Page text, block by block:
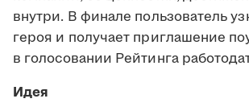
внутри. В финале пользователь
героя и получает приглашение
в голосовании Рейтинга
Идея